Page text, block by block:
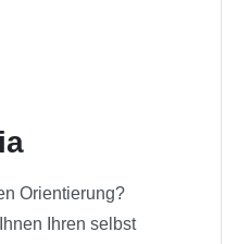
Orientierung?
Ihren selbst